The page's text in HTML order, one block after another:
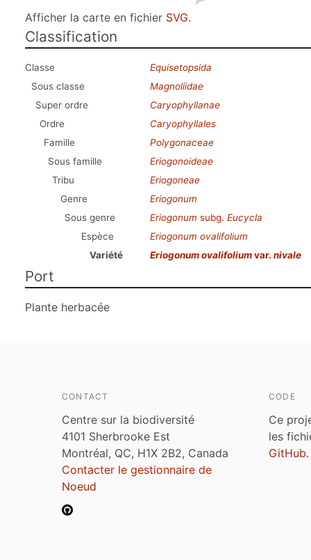
Afficher la carte en fichier SVG.
Classification
Classe
Equisetopsida
Sous classe
Magnoliidae
Super ordre
Caryophyllanae
Ordre
Caryophyllales
Famille
Polygonaceae
Sous famille
Eriogonoideae
Tribu
Eriogoneae
Genre
Eriogonum
Sous genre
Eriogonum subg. Eucycla
Espèce
Eriogonum ovalifolium
Variété
Eriogonum ovalifoliumvar. nivale
Port
Plante herbacée
CONTACT
Centre sur la biodiversité
4101 Sherbrooke Est
Montréal, QC, H1X 2B2, Canada
Contacter le gestionnaire de
Noeud
CODE
Ce
les
GitHub.